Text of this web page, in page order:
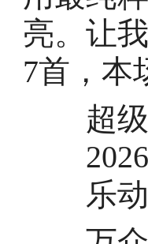
亮。让
7首，本
超级
2026
乐动